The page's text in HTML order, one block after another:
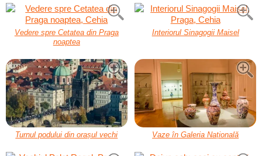
Vedere spre Cetatea din Praga
noaptea
Interiorul Sinagogii Maisel
Turnul podului din orașul vechi Vaze în Galeria Națională